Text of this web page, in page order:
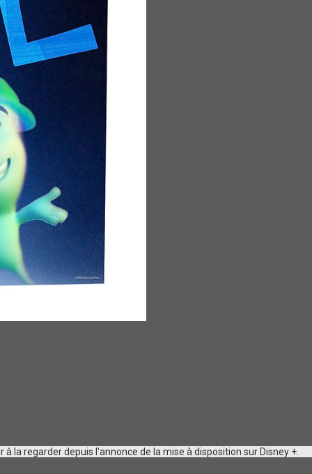
la regarder depuis l'annonce de la mise à disposition sur Disney +.